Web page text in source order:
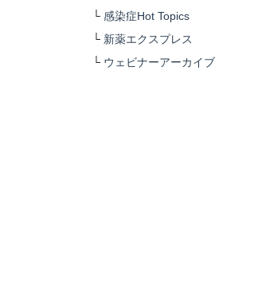
└ 感染症Hot Topics
└ 新薬エクスプレス
└ ウェビナーアーカイブ